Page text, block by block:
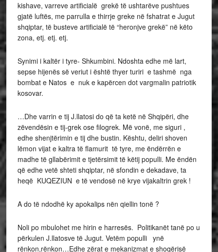
kishave, varreve artificialë grekë të ushtarëve pushtues
gjatë luftës, me parrulla e thirrje greke në fshatrat e Jugut
shqiptar, të busteve artificialë të “heronjve grekë” në këto
zona, etj. etj. etj.
Synimi i kaltër i tyre- Shkumbini. Ndoshta edhe më lart,
sepse hijenës së veriut i është thyer turiri e tashmë nga
bombat e Natos e nuk e kapërcen dot vargmalin patriotik
kosovar.
…Dhe varrin e tij J.llatosi do që ta ketë në Shqipëri, dhe
zëvendësin e tij-grek ose filogrek. Më vonë, me siguri ,
edhe shenjtërimin e tij dhe bustin. Kështu, deliri shoven
lëmon vijat e kaltra të flamurit të tyre, me ëndërrën e
madhe të gllabërimit e tjetërsimit të këtij populli. Me ëndën
që edhe vetë shteti shqiptar, në sfondin e dekadave, ta
heqë KUQEZIUN e të vendosë në krye vijakaltrin grek !
A do të ndodhë ky apokalips nën qiellin tonë ?
Noli po mbulohet me hirin e harresës. Politikanët tanë po u
përkulen J.llatosve të Jugut. Vetëm populli ynë
rënkon,rënkon…Edhe zërat e mekanizmat e shoqërisë